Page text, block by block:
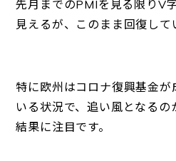
先月までのPMIを見る限りV
見えるが、このまま回復して
特に欧州はコロナ復興基金が
いる状況で、追い風となる
結果に注目です。